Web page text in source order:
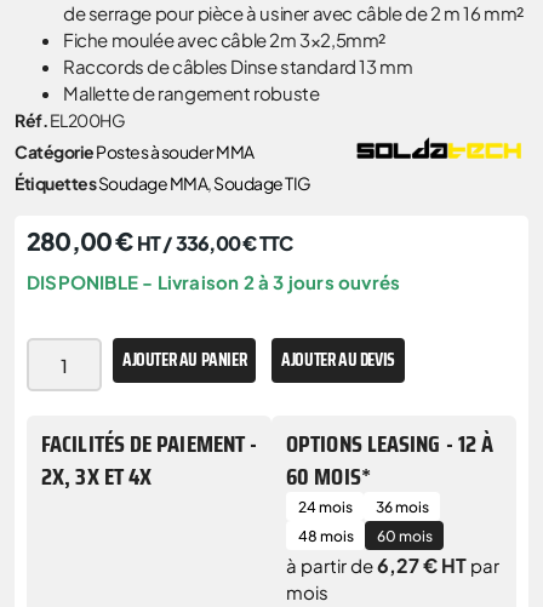
de serrage pour pièce à usiner avec câble de 2 m 16 mm²
Fiche moulée avec câble 2m 3×2,5mm²
Raccords de câbles Dinse standard 13 mm
Mallette de rangement robuste
Réf.EL200HG
CatégoriePostes à souder MMA
ÉtiquettesSoudage MMA,Soudage TIG
280,00€ HT /336,00€TTC
DISPONIBLE - Livraison 2 à 3 jours ouvrés
AJOUTER AU PANIER AJOUTER AU DEVIS
FACILITÉS DE PAIEMENT -
2X, 3X ET 4X
OPTIONS LEASING - 12 À
60 MOIS*
24 mois
36 mois
48 mois
60 mois
à partir de6,27 € HT par
mois